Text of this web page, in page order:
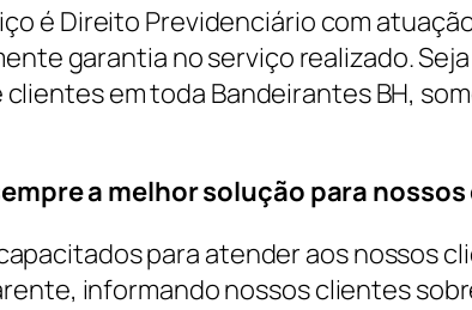
é Direito Previdenciário com
garantia no serviço realizado.
em toda Bandeirantes BH,
a melhor solução para
para atender aos nossos
informando nossos clientes